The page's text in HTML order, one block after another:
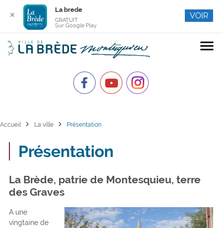
menu
Accueil chevron_right La ville chevron_right Présentation
Présentation
La Brède, patrie de Montesquieu, terre
des Graves
A une
vingtaine de
✕
La brede
GRATUIT
Sur Google Play
VOIR